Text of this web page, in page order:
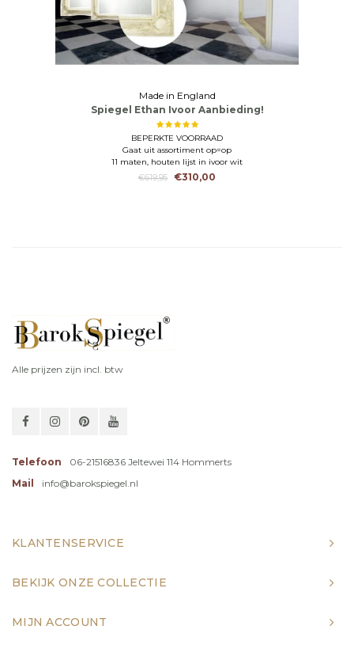
Made in England
Spiegel Ethan Ivoor Aanbieding!
BEPERKTE VOORRAAD
Gaat uit assortiment op=op
11 maten, houten lijst in ivoor wit
€619,95
€310,00
Alle prijzen zijn incl. btw
Telefoon
06-21516836 Jeltewei 114 Hommerts
Mail
info@barokspiegel.nl
KLANTENSERVICE
BEKIJK ONZE COLLECTIE
MIJN ACCOUNT